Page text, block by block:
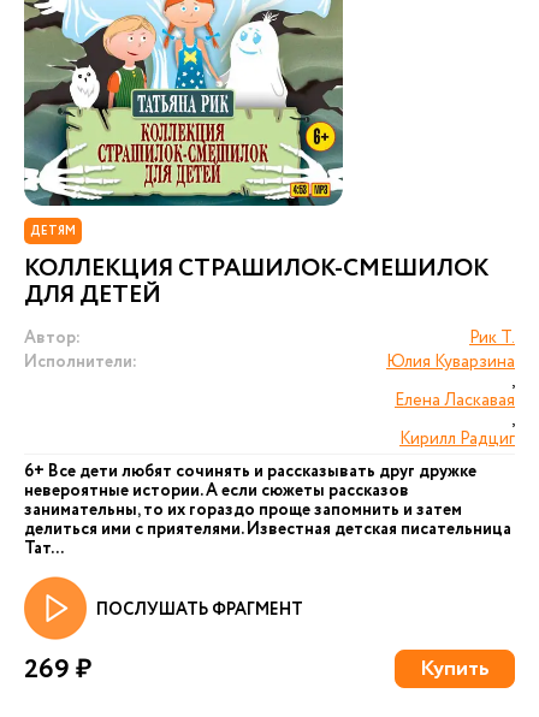
ДЕТЯМ
КОЛЛЕКЦИЯ СТРАШИЛОК-СМЕШИЛОК
ДЛЯ ДЕТЕЙ
Автор:
Рик Т.
Исполнители:
Юлия Куварзина
,
Елена Ласкавая
,
Кирилл Радциг
6+ Все дети любят сочинять и рассказывать друг дружке
невероятные истории. А если сюжеты рассказов
занимательны, то их гораздо проще запомнить и затем
делиться ими с приятелями. Известная детская писательница
Тат...
ПОСЛУШАТЬ ФРАГМЕНТ
269 ₽ Купить